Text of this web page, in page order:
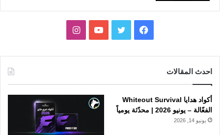
فيسبوك تويتر يوتيوبانستقرام
احدث المقالات
أكواد هدايا Whiteout Survival
الفعّالة – يونيو 2026 | محدّثة يومياً
يونيو 14, 2026